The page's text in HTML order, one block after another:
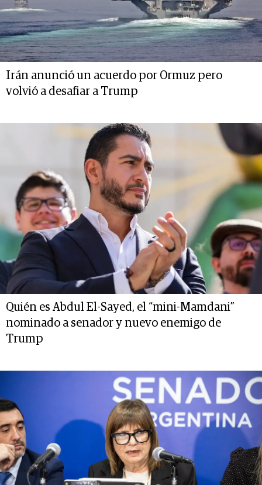
Irán anunció un acuerdo por Ormuz pero
volvió a desafiar a Trump
Quién es Abdul El-Sayed, el “mini-Mamdani”
nominado a senador y nuevo enemigo de
Trump